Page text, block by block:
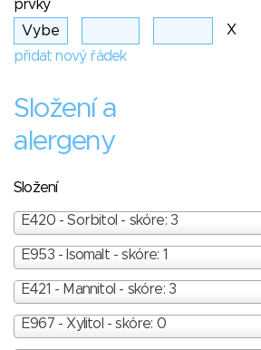
prvky
X
přidat nový řádek
Složení a
alergeny
Složení
E420 - Sorbitol - skóre: 3
E953 - Isomalt - skóre: 1
E421 - Mannitol - skóre: 3
E967 - Xylitol - skóre: 0